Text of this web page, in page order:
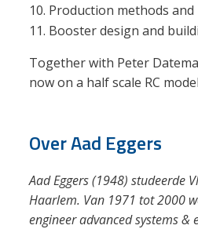
Production methods and
Booster design and
Together with Peter
now on a half scale RC
Over Aad Eggers
Aad Eggers (1948) studeerde
Haarlem. Van 1971 tot 2000
engineer advanced systems